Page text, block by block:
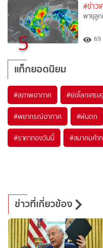
5
#ข่าว
พายุลู
69
แท็กยอดนิยม
#สภาพอากาศ #ย่อโลกเศร
#พยากรณ์อากาศ #ฝนตก
#ราคาทองวันนี้ #สมาคมค้า
ข่าวที่เกี่ยวข้อง